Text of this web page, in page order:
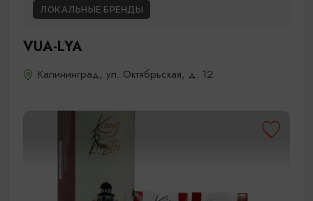
ЛОКАЛЬНЫЕ БРЕНДЫ
VUA-LYA
Калининград, ул. Октябрьская, д. 12